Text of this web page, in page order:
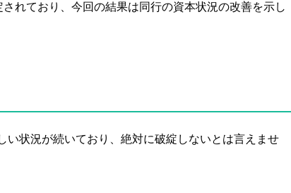
れており、今回の結果は同行の資本状況の改善を示し
い状況が続いており、絶対に破綻しないとは言えませ